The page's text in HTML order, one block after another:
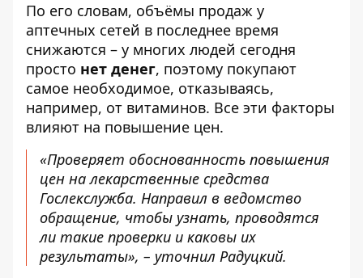
По его словам, объёмы продаж у
аптечных сетей в последнее время
снижаются – у многих людей сегодня
просто нет денег, поэтому покупают
самое необходимое, отказываясь,
например, от витаминов. Все эти факторы
влияют на повышение цен.
«Проверяет обоснованность повышения
цен на лекарственные средства
Гослекслужба. Направил в ведомство
обращение, чтобы узнать, проводятся
ли такие проверки и каковы их
результаты», – уточнил Радуцкий.